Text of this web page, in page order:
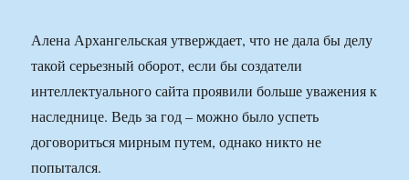
Алена Архангельская утверждает, что не дала бы делу
такой серьезный оборот, если бы создатели
интеллектуального сайта проявили больше уважения к
наследнице. Ведь за год – можно было успеть
договориться мирным путем, однако никто не
попытался.